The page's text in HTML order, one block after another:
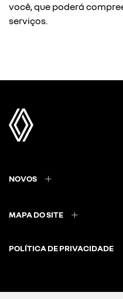
você, que poderá
serviços.
NOVOS
MAPA DO SITE
POLÍTICA DE PRIVACIDADE